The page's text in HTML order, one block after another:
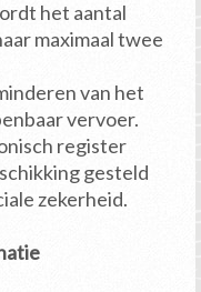
het aantal
maximaal twee
van het
vervoer.
register
gesteld
zekerheid.